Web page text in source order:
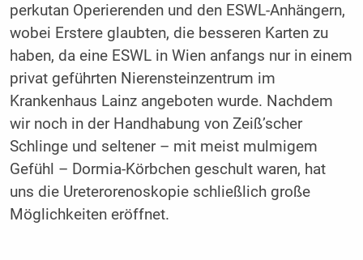
perkutan Operierenden und den ESWL-Anhängern,
wobei Erstere glaubten, die besseren Karten zu
haben, da eine ESWL in Wien anfangs nur in einem
privat geführten Nierensteinzentrum im
Krankenhaus Lainz angeboten wurde. Nachdem
wir noch in der Handhabung von Zeiß’scher
Schlinge und seltener – mit meist mulmigem
Gefühl – Dormia-Körbchen geschult waren, hat
uns die Ureterorenoskopie schließlich große
Möglichkeiten eröffnet.